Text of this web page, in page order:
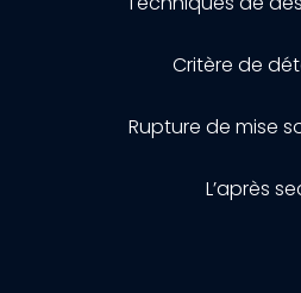
Critère de
Rupture de mise
L’après